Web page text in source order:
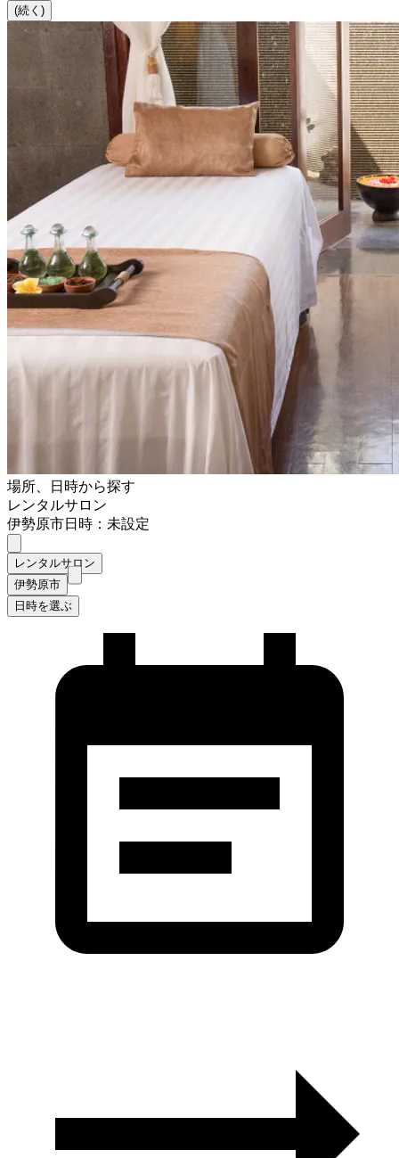
(続く)
場所、日時から探す
レンタルサロン
伊勢原市日時：未設定
レンタルサロン
伊勢原市
日時を選ぶ